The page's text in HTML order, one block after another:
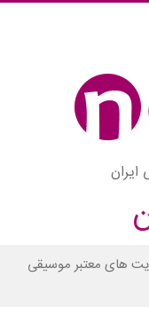
های معتبر موسیقی